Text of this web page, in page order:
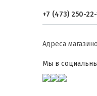
+7 (473) 250-
Адреса
Мы в